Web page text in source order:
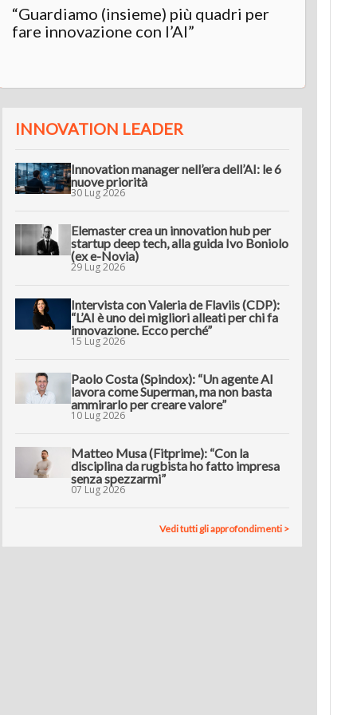
“Guardiamo (insieme) più quadri per
fare innovazione con l’AI”
INNOVATION LEADER
Innovation manager nell’era dell’AI: le 6
nuove priorità
30 Lug 2026
Elemaster crea un innovation hub per
startup deep tech, alla guida Ivo Boniolo
(ex e-Novia)
29 Lug 2026
Intervista con Valeria de Flaviis (CDP):
“L’AI è uno dei migliori alleati per chi fa
innovazione. Ecco perché”
15 Lug 2026
Paolo Costa (Spindox): “Un agente AI
lavora come Superman, ma non basta
ammirarlo per creare valore”
10 Lug 2026
Matteo Musa (Fitprime): “Con la
disciplina da rugbista ho fatto impresa
senza spezzarmi”
07 Lug 2026
Vedi tutti gli approfondimenti >